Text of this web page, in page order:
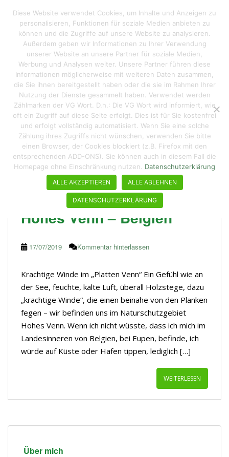
Reisen macht hungrig
Schlagwort:Hohes Venn
Hohes Venn – Belgien
17/07/2019 Kommentar hinterlassen
Krachtige Winde im „Platten Venn“ Ein Gefühl wie an
der See, feuchte, kalte Luft, überall Holzstege, dazu
„krachtige Winde“, die einen beinahe von den Planken
fegen – wir befinden uns im Naturschutzgebiet
Hohes Venn. Wenn ich nicht wüsste, dass ich mich im
Landesinneren von Belgien, bei Eupen, befinde, ich
würde auf Küste oder Hafen tippen, lediglich […]
WEITERLESEN
Über mich
Diese Website verwendet Cookies, um Inhalte und Anzeigen zu
personalisieren, Funktionen für soziale Medien anbieten zu
können und die Zugriffe auf unsere Website zu analysieren.
Außerdem geben wir Informationen zu Ihrer Verwendung
unserer Website an unsere Partner für soziale Medien,
Werbung und Analysen weiter. Unsere Partner führen diese
Informationen möglicherweise mit weiteren Daten zusammen,
die Sie ihnen bereitgestellt haben oder die sie im Rahmen Ihrer
Nutzung der Dienste gesammelt haben. Verwendet werden
Zählmarken der VG Wort. D.h.: Die VG Wort wird informiert, wie
oft ein Zugriff auf diese Seite erfolgt. Dies ist für Sie kostenfrei
und erfolgt vollständig automatisiert. Wenn Sie eine solche
Zählung ihres Zugriffs nicht wünschen, verwenden Sie bitte
einen Browser, der Cookies blockiert (z.B. Firefox mit den
entsprechenden ADD-ONS). Sie können auch in diesem Fall die
Homepage ohne Einschränkung nutzen. Datenschutzerklärung
ALLE AKZEPTIEREN ALLE ABLEHNEN
DATENSCHUTZERKLÄRUNG